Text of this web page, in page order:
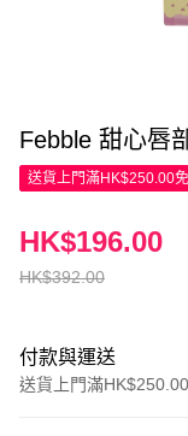
Febble 甜心唇
送貨上門滿HK$250.00
HK$392.00
HK$196.00
付款與運送
送貨上門滿